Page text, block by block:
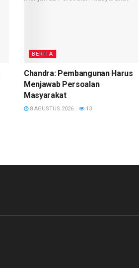
BERITA
Chandra: Pembangunan Harus
Menjawab Persoalan
Masyarakat
8 AGUSTUS 2026 13